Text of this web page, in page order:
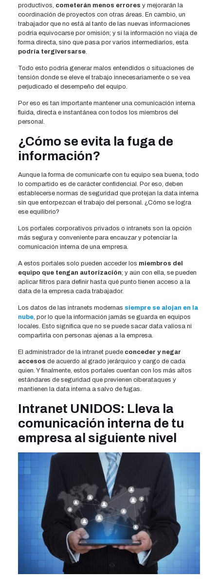
productivos, cometerán menos errores y mejorarán la
coordinación de proyectos con otras áreas. En cambio, un
trabajador que no está al tanto de las nuevas informaciones
podría equivocarse por omisión; y si la información no viaja de
forma directa, sino que pasa por varios intermediarios, esta
podría tergiversarse.
Todo esto podría generar malos entendidos o situaciones de
tensión donde se eleve el trabajo innecesariamente o se vea
perjudicado el desempeño del equipo.
Por eso es tan importante mantener una comunicación interna
fluida, directa e instantánea con todos los miembros del
personal.
¿Cómo se evita la fuga de
información?
Aunque la forma de comunicarte con tu equipo sea buena, todo
lo compartido es de carácter confidencial. Por eso, deben
establecerse normas de seguridad que protejan la data interna
sin que entorpezcan el trabajo del personal. ¿Cómo se logra
ese equilibrio?
Los portales corporativos privados o intranets son la opción
más segura y conveniente para encauzar y potenciar la
comunicación interna de una empresa.
A estos portales solo pueden acceder los miembros del
equipo que tengan autorización; y aún con ella, se pueden
aplicar filtros para definir hasta qué punto tienen acceso a la
data de la empresa cada trabajador.
Los datos de las intranets modernas siempre se alojan en la
nube, por lo que la información jamás se guarda en equipos
locales. Esto significa que no se puede sacar data valiosa ni
compartirla con personas ajenas a la empresa.
El administrador de la intranet puede conceder y negar
accesos de acuerdo al grado jerárquico y cargo de cada
quien. Y finalmente, estos portales cuentan con los más altos
estándares de seguridad que previenen ciberataques y
mantienen la data interna a salvo de fugas.
Intranet UNIDOS: Lleva la
comunicación interna de tu
empresa al siguiente nivel